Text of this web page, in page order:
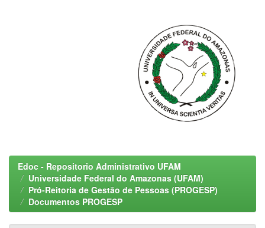
Edoc - Repositorio Administrativo UFAM
Universidade Federal do Amazonas (UFAM)
Pró-Reitoria de Gestão de Pessoas (PROGESP)
Documentos PROGESP